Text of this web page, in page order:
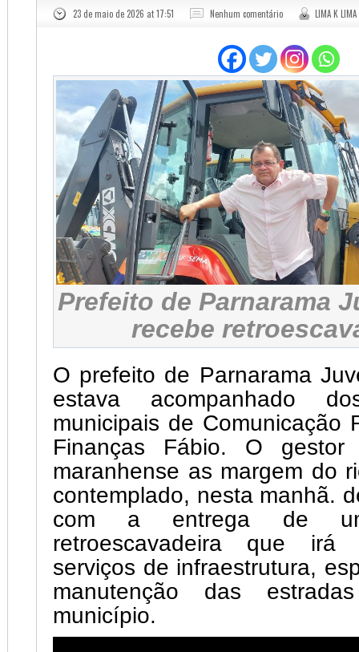
23 de maio de 2026 at 17:51 Nenhum comentário LIMA K LIMA
Prefeito de Parnarama
recebe
O prefeito de Parnarama
estava acompanhado
municipais de Comunicação
Finanças Fábio. O gestor
maranhense as margem do
contemplado, nesta manhã.
com a entrega de
retroescavadeira que irá
serviços de infraestrutura,
manutenção das
município.